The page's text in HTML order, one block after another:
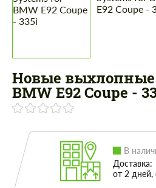
Новые
BMW E92 Coupe -
В
Доставка:
от 2 дней,